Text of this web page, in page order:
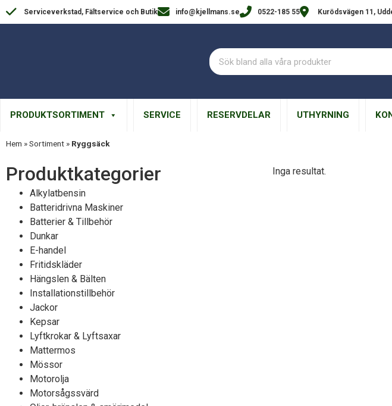
Serviceverkstad, Fältservice och Butik info@kjellmans.se 0522-185 55 Kurödsvägen 11,
PRODUKTSORTIMENT SERVICE RESERVDELAR UTHYRNING
Hem »Sortiment » Ryggsäck
Produktkategorier​
Alkylatbensin
Batteridrivna Maskiner
Batterier & Tillbehör
Dunkar
E-handel
Fritidskläder
Hängslen & Bälten
Installationstillbehör
Jackor
Kepsar
Lyftkrokar & Lyftsaxar
Mattermos
Mössor
Motorolja
Motorsågssvärd
Inga resultat.